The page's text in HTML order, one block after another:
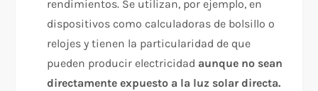
rendimientos. Se utilizan, por ejemplo, en
dispositivos como calculadoras de bolsillo o
relojes y tienen la particularidad de que
pueden producir electricidad aunque no sean
directamente expuesto a la luz solar directa.